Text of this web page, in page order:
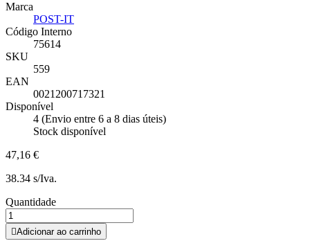
Marca
POST-IT
Código Interno
75614
SKU
559
EAN
0021200717321
Disponível
4 (Envio entre 6 a 8 dias úteis)
Stock disponível
47,16 €
38.34 s/Iva.
Quantidade
Adicionar ao carrinho